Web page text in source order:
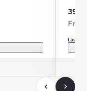
399
Läs mer